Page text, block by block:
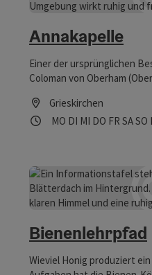
Annakapelle
Einer der ursprünglichen
Coloman von Oberham
dem Wechsel des Besitzers
Polheimer und deren
Grieskirchen
Öffnungszeiten
MO Montag geöffnet
DI Dienstag
MI Mittwoch
DO FR SASO
Bienenlehrpfad
Wieviel Honig produziert